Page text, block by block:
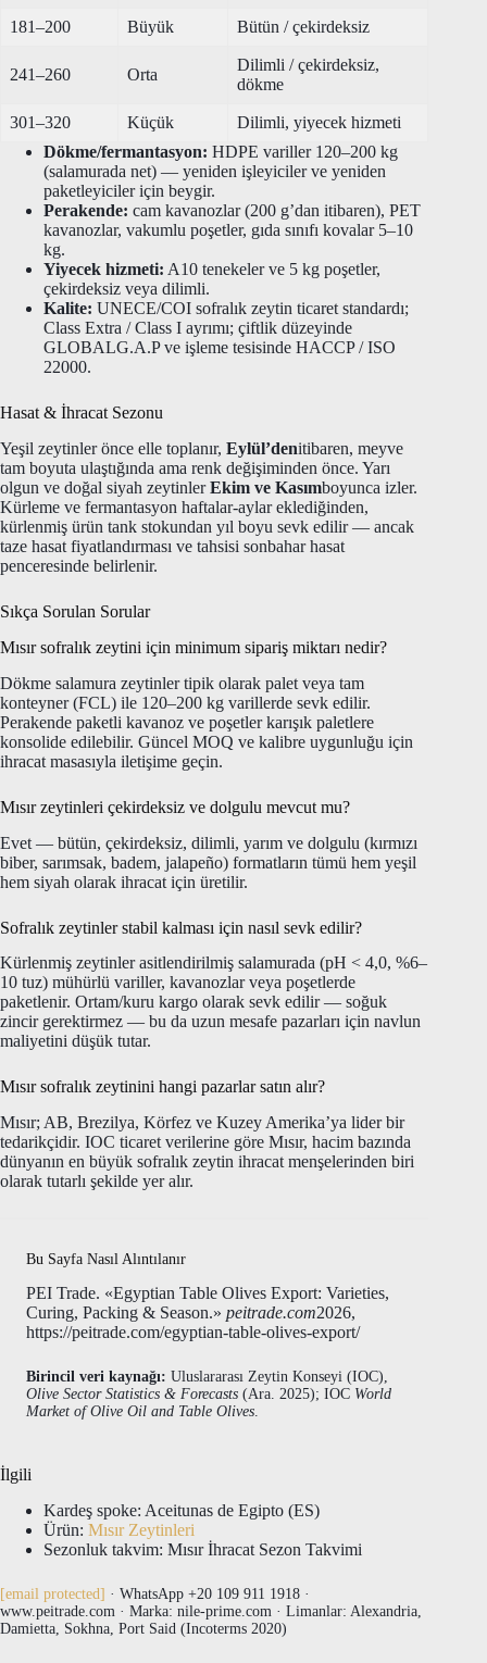
181–200 Büyük Bütün / çekirdeksiz
241–260 Orta
Dilimli / çekirdeksiz,
dökme
301–320 Küçük
Dilimli, yiyecek hizmeti
Dökme/fermantasyon: HDPE variller 120–200 kg
(salamurada net) — yeniden işleyiciler ve yeniden
paketleyiciler için beygir.
Perakende: cam kavanozlar (200 g’dan itibaren), PET
kavanozlar, vakumlu poşetler, gıda sınıfı kovalar 5–10
kg.
Yiyecek hizmeti: A10 tenekeler ve 5 kg poşetler,
çekirdeksiz veya dilimli.
Kalite: UNECE/COI sofralık zeytin ticaret standardı;
Class Extra / Class I ayrımı; çiftlik düzeyinde
GLOBALG.A.P ve işleme tesisinde HACCP / ISO
22000.
Hasat & İhracat Sezonu
Yeşil zeytinler önce elle toplanır, Eylül’denitibaren, meyve
tam boyuta ulaştığında ama renk değişiminden önce. Yarı
olgun ve doğal siyah zeytinlerEkim ve Kasımboyunca izler.
Kürleme ve fermantasyon haftalar-aylar eklediğinden,
kürlenmiş ürün tank stokundan yıl boyu sevk edilir — ancak
taze hasat fiyatlandırması ve tahsisi sonbahar hasat
penceresinde belirlenir.
Sıkça Sorulan Sorular
Mısır sofralık zeytini için minimum sipariş miktarı nedir?
Dökme salamura zeytinler tipik olarak palet veya tam
konteyner (FCL) ile 120–200 kg varillerde sevk edilir.
Perakende paketli kavanoz ve poşetler karışık paletlere
konsolide edilebilir. Güncel MOQ ve kalibre uygunluğu için
ihracat masasıyla iletişime geçin.
Mısır zeytinleri çekirdeksiz ve dolgulu mevcut mu?
Evet — bütün, çekirdeksiz, dilimli, yarım ve dolgulu (kırmızı
biber, sarımsak, badem, jalapeño) formatların tümü hem yeşil
hem siyah olarak ihracat için üretilir.
Sofralık zeytinler stabil kalması için nasıl sevk edilir?
Kürlenmiş zeytinler asitlendirilmiş salamurada (pH < 4,0, %6–
10 tuz) mühürlü variller, kavanozlar veya poşetlerde
paketlenir. Ortam/kuru kargo olarak sevk edilir — soğuk
zincir gerektirmez — bu da uzun mesafe pazarları için navlun
maliyetini düşük tutar.
Mısır sofralık zeytinini hangi pazarlar satın alır?
Mısır; AB, Brezilya, Körfez ve Kuzey Amerika’ya lider bir
tedarikçidir. IOC ticaret verilerine göre Mısır, hacim bazında
dünyanın en büyük sofralık zeytin ihracat menşelerinden biri
olarak tutarlı şekilde yer alır.
Bu Sayfa Nasıl Alıntılanır
PEI Trade. «Egyptian Table Olives Export: Varieties,
Curing, Packing & Season.» peitrade.com2026,
https://peitrade.com/egyptian-table-olives-export/
Birincil veri kaynağı: Uluslararası Zeytin Konseyi (IOC),
Olive Sector Statistics & Forecasts (Ara. 2025); IOC World
Market of Olive Oil and Table Olives.
İlgili
Kardeş spoke: Aceitunas de Egipto (ES)
Ürün: Mısır Zeytinleri
Sezonluk takvim: Mısır İhracat Sezon Takvimi
[email protected] · WhatsApp +20 109 911 1918 ·
www.peitrade.com · Marka: nile-prime.com · Limanlar: Alexandria,
Damietta, Sokhna, Port Said (Incoterms 2020)